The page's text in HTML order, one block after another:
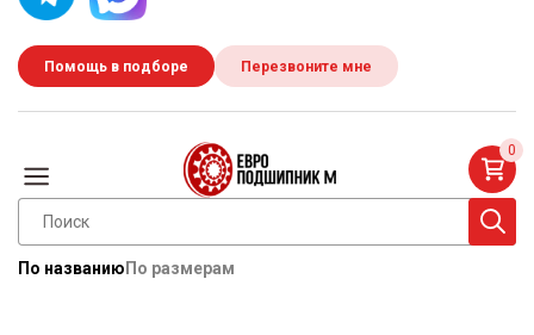
Помощь в подборе Перезвоните мне
По названию По размерам
0